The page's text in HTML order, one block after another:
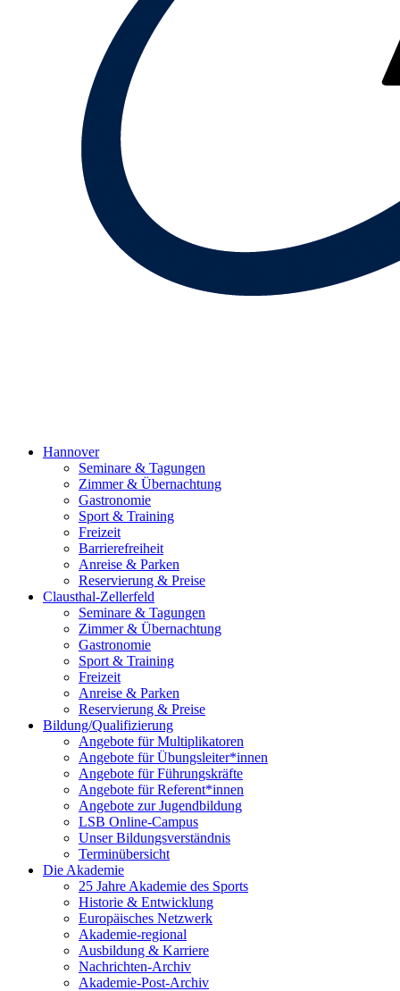
Hannover
Seminare & Tagungen
Zimmer & Übernachtung
Gastronomie
Sport & Training
Freizeit
Barrierefreiheit
Anreise & Parken
Reservierung & Preise
Clausthal-Zellerfeld
Seminare & Tagungen
Zimmer & Übernachtung
Gastronomie
Sport & Training
Freizeit
Anreise & Parken
Reservierung & Preise
Bildung/Qualifizierung
Angebote für Multiplikatoren
Angebote für Übungsleiter*innen
Angebote für Führungskräfte
Angebote für Referent*innen
Angebote zur Jugendbildung
LSB Online-Campus
Unser Bildungsverständnis
Terminübersicht
Die Akademie
25 Jahre Akademie des Sports
Historie & Entwicklung
Europäisches Netzwerk
Akademie-regional
Ausbildung & Karriere
Nachrichten-Archiv
Akademie-Post-Archiv